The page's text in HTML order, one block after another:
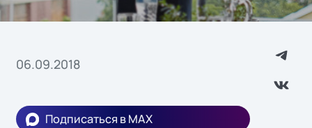
06.09.2018
Подписаться в MAX